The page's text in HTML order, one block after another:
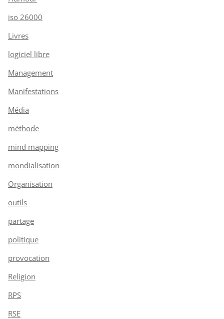
iso 26000
Livres
logiciel libre
Management
Manifestations
Média
méthode
mind mapping
mondialisation
Organisation
outils
partage
politique
provocation
Religion
RPS
RSE